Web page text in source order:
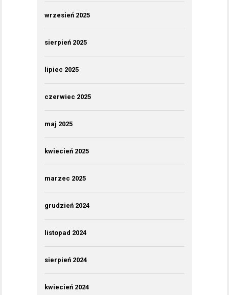
wrzesień 2025
sierpień 2025
lipiec 2025
czerwiec 2025
maj 2025
kwiecień 2025
marzec 2025
grudzień 2024
listopad 2024
sierpień 2024
kwiecień 2024